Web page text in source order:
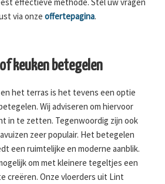
via onze offertepagina.
keuken betegelen
het terras is het tevens een optie
Wij adviseren om hiervoor
in te zetten. Tegenwoordig zijn ook
zeer populair. Het betegelen
een ruimtelijke en moderne aanblik.
om met kleinere tegeltjes een
creëren. Onze vloerders uit Lint